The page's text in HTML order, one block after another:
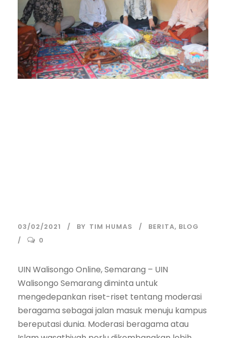
03/02/2021 BY TIM HUMAS BERITA, BLOG
0
UIN Walisongo Online, Semarang – UIN
Walisongo Semarang diminta untuk
mengedepankan riset-riset tentang moderasi
beragama sebagai jalan masuk menuju kampus
bereputasi dunia. Moderasi beragama atau